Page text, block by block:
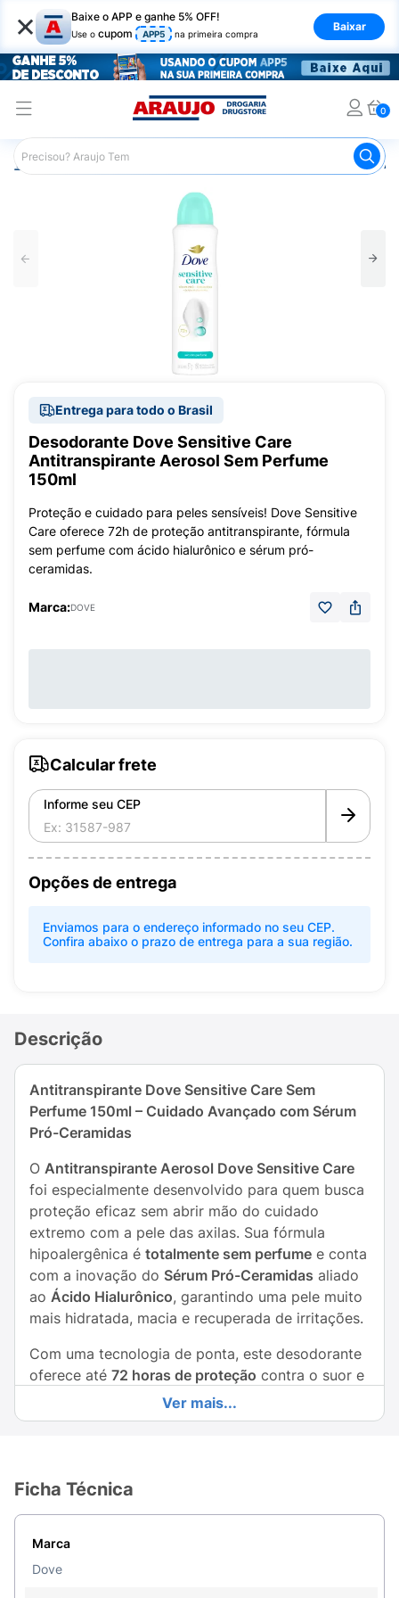
× Baixe o APP e ganhe 5% OFF!
Use o cupom APP5 na primeira compra
Baixar
0
Araujo Higiene Pessoal Desodorante
Entrega para todo o Brasil
Desodorante Dove Sensitive Care
Antitranspirante Aerosol Sem Perfume
150ml
Proteção e cuidado para peles sensíveis! Dove Sensitive
Care oferece 72h de proteção antitranspirante, fórmula
sem perfume com ácido hialurônico e sérum pró-
ceramidas.
Marca:DOVE
Calcular frete
Informe seu CEP
Opções de entrega
Enviamos para o endereço informado no seu CEP.
Confira abaixo o prazo de entrega para a sua região.
Descrição
Antitranspirante Dove Sensitive Care Sem
Perfume 150ml – Cuidado Avançado com Sérum
Pró-Ceramidas
O Antitranspirante Aerosol Dove Sensitive Care
foi especialmente desenvolvido para quem busca
proteção eficaz sem abrir mão do cuidado
extremo com a pele das axilas. Sua fórmula
hipoalergênica é totalmente sem perfume e conta
com a inovação do Sérum Pró-Ceramidas aliado
ao Ácido Hialurônico, garantindo uma pele muito
mais hidratada, macia e recuperada de irritações.
Com uma tecnologia de ponta, este desodorante
oferece até 72 horas de proteção contra o suor e
o mau odor, mantendo você segura e confortável
durante todo o dia. Por possuir0% de álcool, ele
componentes químicos tradicionais.
Principais Benefícios:
Ação Hidratante:
Hialurônico para manter a hidratação natural da
Ver mais...
Ficha Técnica
Marca
Dove